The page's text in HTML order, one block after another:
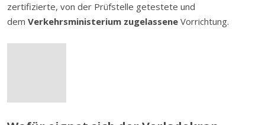
zertifizierte, von der Prüfstelle getestete und
dem Verkehrsministerium zugelassene Vorrichtung.